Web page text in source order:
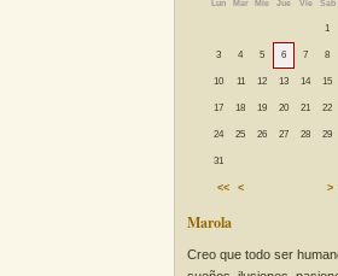
Lun Mar Mié Jue Vie Sáb
1
3 4 5 6 7 8
10 11 12 13 14 15
17 18 19 20 21 22
24 25 26 27 28 29
31
<< < >
Marola
Creo que todo ser